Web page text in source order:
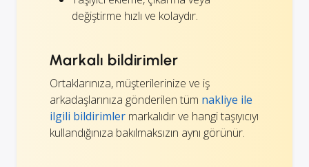
değiştirme hızlı ve kolaydır.
Markalı bildirimler
Ortaklarınıza, müşterilerinize ve iş
arkadaşlarınıza gönderilen tüm nakliye ile
ilgili bildirimler markalıdır ve hangi taşıyıcıyı
kullandığınıza bakılmaksızın aynı görünür.